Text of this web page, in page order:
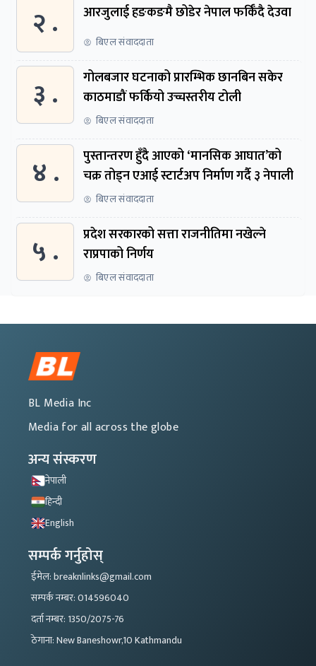
२ . आरजुलाई हङकङमै छोडेर नेपाल फर्किँदै देउवा
बिएल संवाददाता
३ .
गोलबजार घटनाको प्रारम्भिक छानबिन सकेर
काठमाडौं फर्कियो उच्चस्तरीय टोली
बिएल संवाददाता
४ .
पुस्तान्तरण हुँदै आएको ‘मानसिक आघात’को
चक्र तोड्न एआई स्टार्टअप निर्माण गर्दै ३ नेपाली
बिएल संवाददाता
५ .
प्रदेश सरकारको सत्ता राजनीतिमा नखेल्ने
राप्रपाको निर्णय
बिएल संवाददाता
BL Media Inc
Media for all across the globe
अन्य संस्करण
नेपाली
हिन्दी
English
सम्पर्क गर्नुहोस्
ईमेल: breaknlinks@gmail.com
सम्पर्क नम्बर: 014596040
दर्ता नम्बर: 1350/2075-76
ठेगाना: New Baneshowr,10 Kathmandu